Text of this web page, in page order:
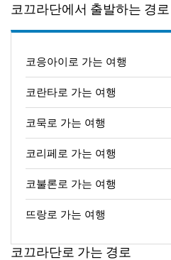
코끄라단에서 출발하는 경로
코응아이로 가는 여행
코란타로 가는 여행
코묵로 가는 여행
코리페로 가는 여행
코불론로 가는 여행
뜨랑로 가는 여행
코끄라단로 가는 경로